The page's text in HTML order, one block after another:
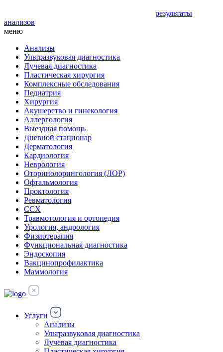
результаты
анализов
меню
Анализы
Ультразвуковая диагностика
Лучевая диагностика
Пластическая хирургия
Комплексные обследования
Педиатрия
Хирургия
Акушерство и гинекология
Аллергология
Выездная помощь
Дневной стационар
Дерматология
Кардиология
Неврология
Оторинолорингология (ЛОР)
Офтальмология
Проктология
Ревматология
ССХ
Травмотология и ортопедия
Урология, андрология
Физиотерапия
Функциональная диагностика
Эндоскопия
Вакцинопрофилактика
Маммология
Услуги
Анализы
Ультразвуковая диагностика
Лучевая диагностика